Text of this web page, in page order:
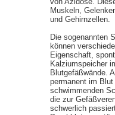
Muskeln,
und Gehirnzellen.
Die sogenannten
können
Eigenschaft,
Kalziumspeicher
Blutgefäßwände.
permanent im
schwimmenden
die zur
schwerlich